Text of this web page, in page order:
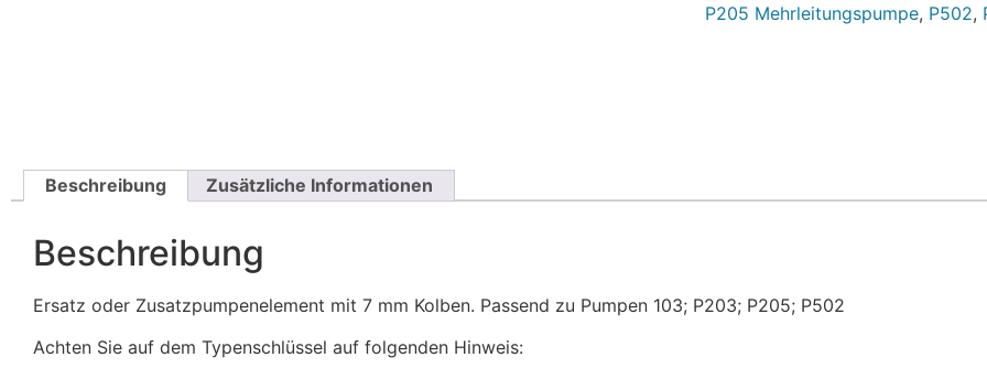
P205 Mehrleitungspumpe, P502,
Beschreibung Zusätzliche Informationen
Beschreibung
Ersatz oder Zusatzpumpenelement mit 7 mm Kolben. Passend zu Pumpen 103; P203; P205; P502
Achten Sie auf dem Typenschlüssel auf folgenden Hinweis: